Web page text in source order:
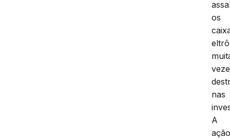
os
nas
A